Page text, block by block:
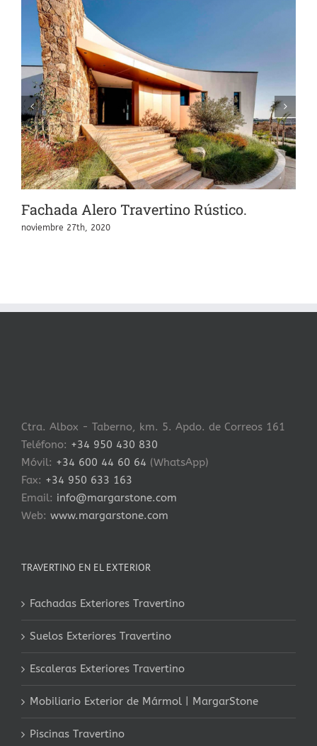
Fachada Alero Travertino Rústico.
noviembre 27th, 2020
Ctra. Albox - Taberno, km. 5. Apdo. de Correos 161
Teléfono: +34 950 430 830
Móvil: +34 600 44 60 64 (WhatsApp)
Fax: +34 950 633 163
Email: info@margarstone.com
Web: www.margarstone.com
TRAVERTINO EN EL EXTERIOR
Fachadas Exteriores Travertino
Suelos Exteriores Travertino
Escaleras Exteriores Travertino
Mobiliario Exterior de Mármol | MargarStone
Piscinas Travertino